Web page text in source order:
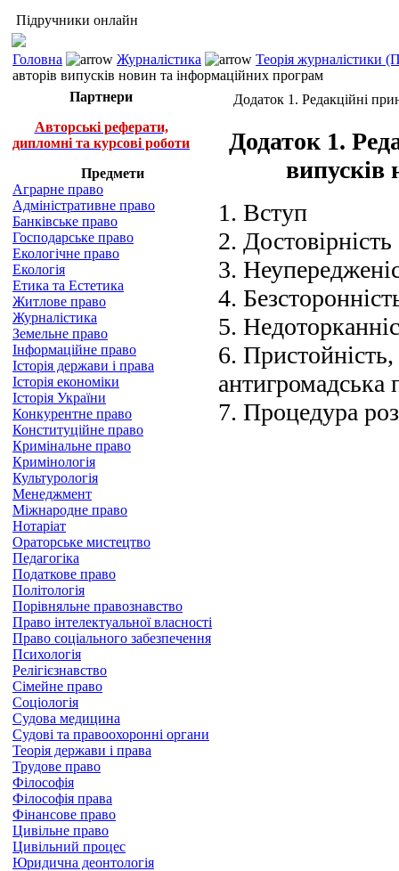
Підручники онлайн
Головна Журналістика
Теорія журналістики
авторів випусків новин та інформаційних програм
Партнери
Авторські реферати,
дипломні та курсові роботи
Предмети
Аграрне право
Адміністративне право
Банківське право
Господарське право
Екологічне право
Екологія
Етика та Естетика
Житлове право
Журналістика
Земельне право
Інформаційне право
Історія держави і права
Історія економіки
Історія України
Конкурентне право
Конституційне право
Кримінальне право
Кримінологія
Культурологія
Менеджмент
Міжнародне право
Нотаріат
Ораторське мистецтво
Педагогіка
Податкове право
Політологія
Порівняльне правознавство
Право інтелектуальної власності
Право соціального забезпечення
Психологія
Релігієзнавство
Сімейне право
Соціологія
Судова медицина
Судові та правоохоронні органи
Теорія держави і права
Трудове право
Філософія
Філософія права
Фінансове право
Цивільне право
Цивільний процес
Юридична деонтологія
Додаток 1. Редакційні
Додаток 1.
випусків
1. Вступ
2. Достовірність
3.
4.
5.
6. Пристойність,
антигромадська
7. Процедура